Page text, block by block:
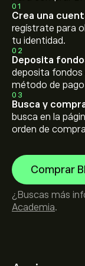
01
Crea una
regístrate para
tu identidad.
02
Deposita
deposita fondos
método de
03
Busca y
busca en la
orden de
Comprar
¿Buscas más
Academia.